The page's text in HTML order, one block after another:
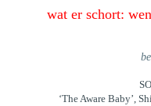
wat er schort:
‘The Aware Baby’,